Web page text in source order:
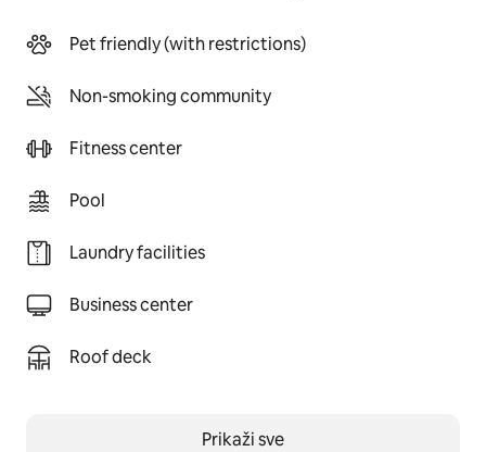
Pet friendly (with restrictions)
Non-smoking community
Fitness center
Pool
Laundry facilities
Business center
Roof deck
Prikaži sve